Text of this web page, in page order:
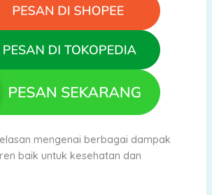
mengenai berbagai dampak
baik untuk kesehatan dan